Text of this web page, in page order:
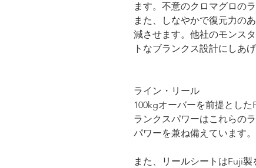
ます。不意のクロマグロの
また、しなやかで復元力の
減させます。他社のモンス
トなブランクス設計にしあげ
ライン・リール
100kgオーバーを前提とし
ランクスパワーはこれらの
パワーを兼ね備えています。
また、リールシートはFuji